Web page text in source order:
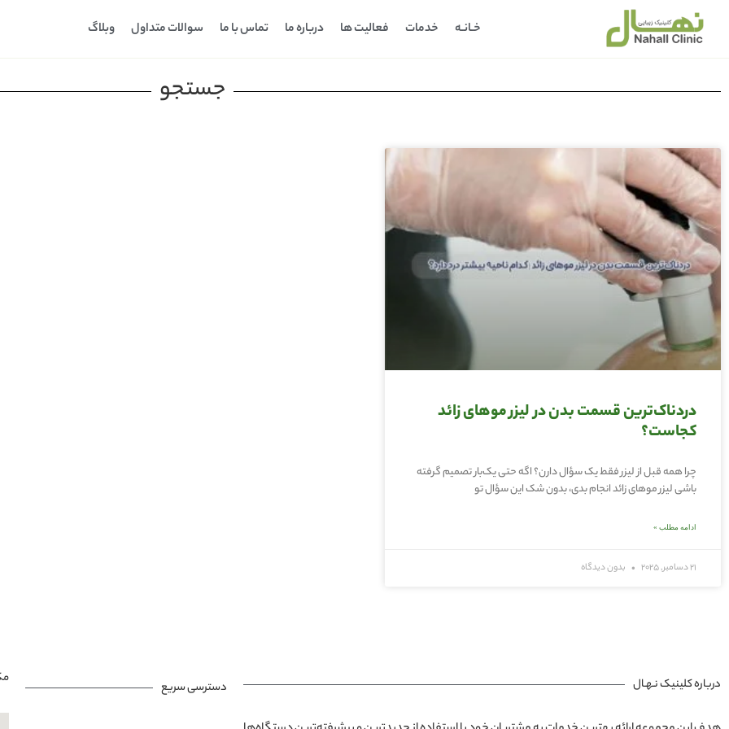
خـانـه خدمات فعالیت ها درباره ما تماس با ما سوالات متداول وبلاگ
جستجو
دردناک‌ترین قسمت بدن در لیزر موهای زائد
کجاست؟
چرا همه قبل از لیزر فقط یک سؤال دارن؟ اگه حتی یک‌بار تصمیم گرفته
باشی لیزر موهای زائد انجام بدی، بدون شک این سؤال تو
ادامه مطلب »
21 دسامبر, 2025 بدون دیدگاه
درباره کلینیک نـهـال دسترسی سریع